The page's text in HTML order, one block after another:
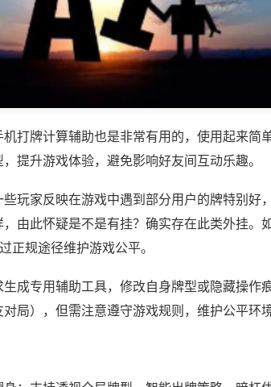
打牌计算辅助也是非常有用的，使用起来简
提升游戏体验，避免影响好友间互动乐趣。
玩家反映在游戏中遇到部分用户的牌特别好
由此怀疑是不是有挂？确实存在此类外挂。
正规途径维护游戏公平。
成专用辅助工具，修改自身牌型或隐藏操作
局），但需注意遵守游戏规则，维护公平环境